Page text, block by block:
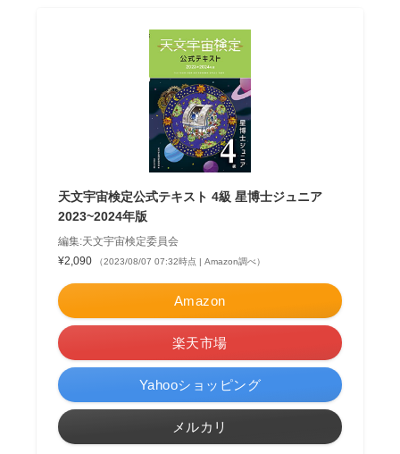
天文宇宙検定公式テキスト 4級 星博士ジュニア
2023~2024年版
編集:天文宇宙検定委員会
¥2,090
（2023/08/07 07:32時点 | Amazon調べ）
Amazon
楽天市場
Yahooショッピング
メルカリ